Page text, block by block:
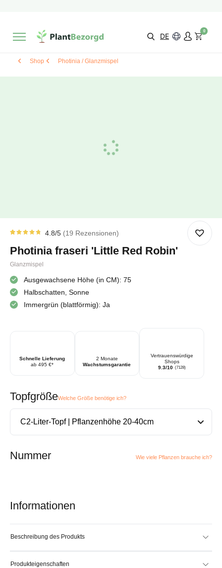
Wähle selbst
DE
0
Shop Photinia / Glanzmispel
von 5
von
aus
4.8/5 19 Rezensionen
Photinia fraseri 'Little Red Robin'
Glanzmispel
Ausgewachsene Höhe (in CM): 75
Halbschatten, Sonne
Immergrün (blattförmig): Ja
Schnelle Lieferung
ab 495 €*
2 Monate
Wachstumsgarantie
Vertrauenswürdige
Shops
9.3/10 (7128)
TopfgrößeWelche Größe benötige ich?
Nummer Wie viele Pflanzen brauche ich?
Informationen
Beschreibung des Produkts
Produkteigenschaften